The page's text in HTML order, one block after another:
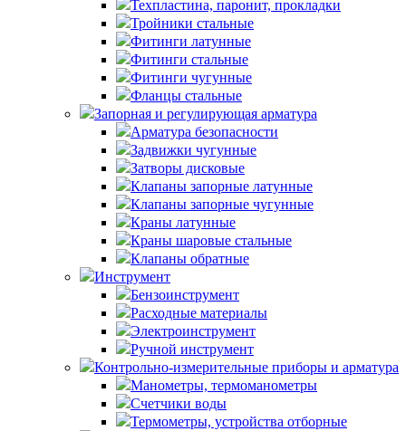
Техпластина, паронит, прокладки
Тройники стальные
Фитинги латунные
Фитинги стальные
Фитинги чугунные
Фланцы стальные
Запорная и регулирующая арматура
Арматура безопасности
Задвижки чугунные
Затворы дисковые
Клапаны запорные латунные
Клапаны запорные чугунные
Краны латунные
Краны шаровые стальные
Клапаны обратные
Инструмент
Бензоинструмент
Расходные материалы
Электроинструмент
Ручной инструмент
Контрольно-измерительные приборы и арматура
Манометры, термоманометры
Счетчики воды
Термометры, устройства отборные